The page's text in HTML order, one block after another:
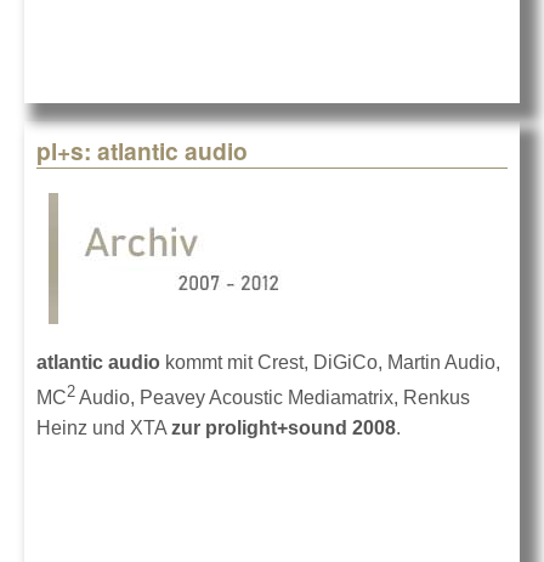
pl+s: atlantic audio
atlantic audio kommt mit Crest, DiGiCo, Martin Audio,
MC2 Audio, Peavey Acoustic Mediamatrix, Renkus
Heinz und XTA zur prolight+sound 2008.